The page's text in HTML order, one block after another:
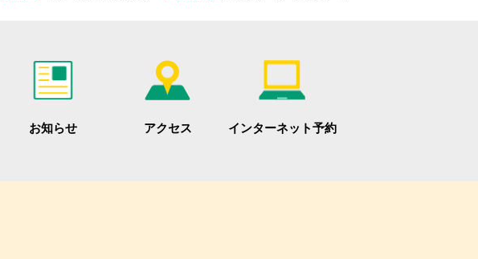
お知らせ アクセス インターネット予約